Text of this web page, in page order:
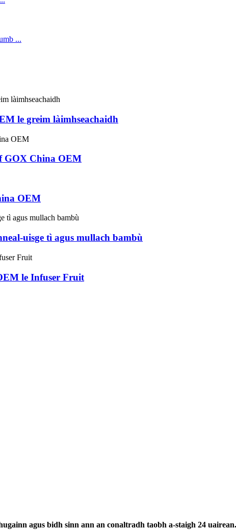
le greim làimhseachaidh
GOX China OEM
OEM
uisge tì agus mullach bambù
le Infuser Fruit
agus bidh sinn ann an conaltradh taobh a-staigh 24 uairean.